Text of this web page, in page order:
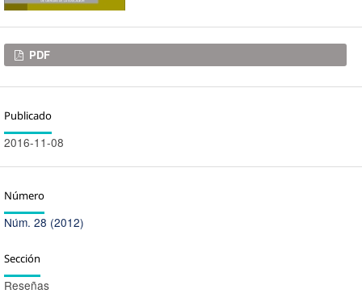
Descargas
PDF
Publicado
2016-11-08
Número
Núm. 28 (2012)
Sección
Reseñas